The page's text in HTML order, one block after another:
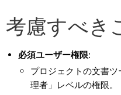
考慮すべき
必須ユーザー権限:
プロジェクトの文書
理者」レベルの権限。